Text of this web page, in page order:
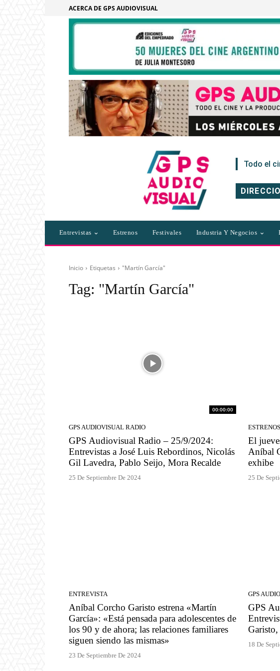
ACERCA DE GPS AUDIOVISUAL
Todo el
Entrevistas Estrenos Festivales Industria Y Negocios
Inicio Etiquetas "Martín García"
Tag: "Martín García"
00:00:00
GPS AUDIOVISUAL RADIO
GPS Audiovisual Radio – 25/9/2024:
Entrevistas a José Luis Rebordinos, Nicolás
Gil Lavedra, Pablo Seijo, Mora Recalde
25 De Septiembre De 2024
ESTRENOS
El
Aníbal
exhibe
25 De
ENTREVISTA
Aníbal Corcho Garisto estrena «Martín
García»: «Está pensada para adolescentes de
los 90 y de ahora; las relaciones familiares
siguen siendo las mismas»
23 De Septiembre De 2024
GPS
GPS
18 De